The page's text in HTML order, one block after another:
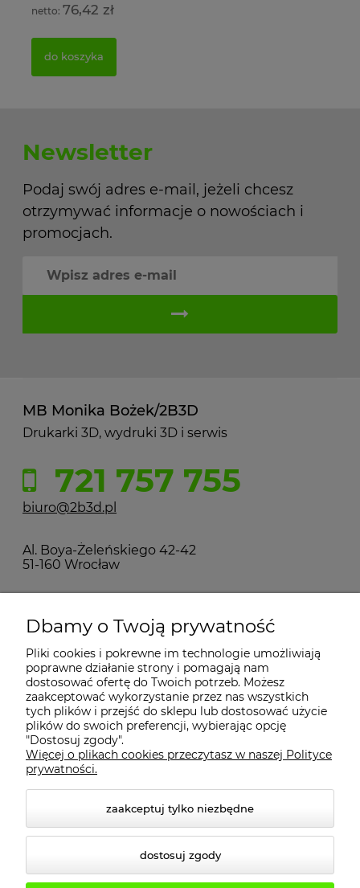
76,42 zł
do koszyka
Newsletter
Podaj swój adres e-mail, jeżeli chcesz
otrzymywać informacje o nowościach i
promocjach.
MB Monika Bożek/2B3D
Drukarki 3D, wydruki 3D i serwis
721 757 755
biuro@2b3d.pl
Al. Boya-Żeleńskiego 42-42
51-160 Wrocław
MOJE KONTO
PŁATNOŚCI I DOSTAWA
INFORMACJE
KONTAKT
Dbamy o Twoją prywatność
Pliki cookies i pokrewne im technologie umożliwiają
poprawne działanie strony i pomagają nam
dostosować ofertę do Twoich potrzeb. Możesz
zaakceptować wykorzystanie przez nas wszystkich
tych plików i przejść do sklepu lub dostosować użycie
plików do swoich preferencji, wybierając opcję
"Dostosuj zgody".
Więcej o plikach cookies przeczytasz w naszej Polityce
prywatności.
zaakceptuj tylko niezbędne
dostosuj zgody